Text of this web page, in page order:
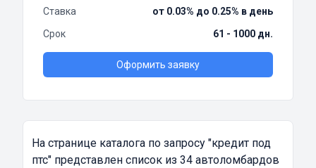
Ставка
от 0.03% до 0.25% в день
Срок
61 - 1000 дн.
Оформить заявку
На странице каталога по запросу "кредит под
птс" представлен список из 34 автоломбардов